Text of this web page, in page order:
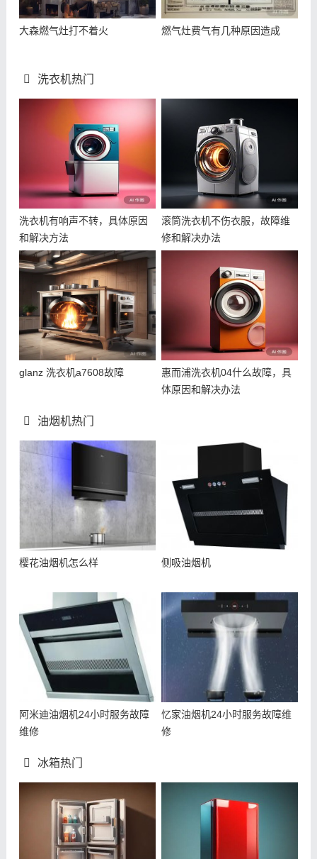
大森燃气灶打不着火 燃气灶费气有几种原因造成
洗衣机热门
洗衣机有响声不转，具体原因
和解决方法
滚筒洗衣机不伤衣服，故障维
修和解决办法
glanz 洗衣机a7608故障
惠而浦洗衣机04什么故障，具
体原因和解决办法
油烟机热门
樱花油烟机怎么样 侧吸油烟机
阿米迪油烟机24小时服务故障
维修
忆家油烟机24小时服务故障维
修
冰箱热门